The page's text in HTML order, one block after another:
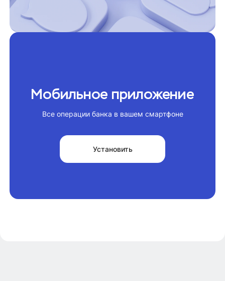
Мобильное приложение
Все операции банка в вашем смартфоне
Установить